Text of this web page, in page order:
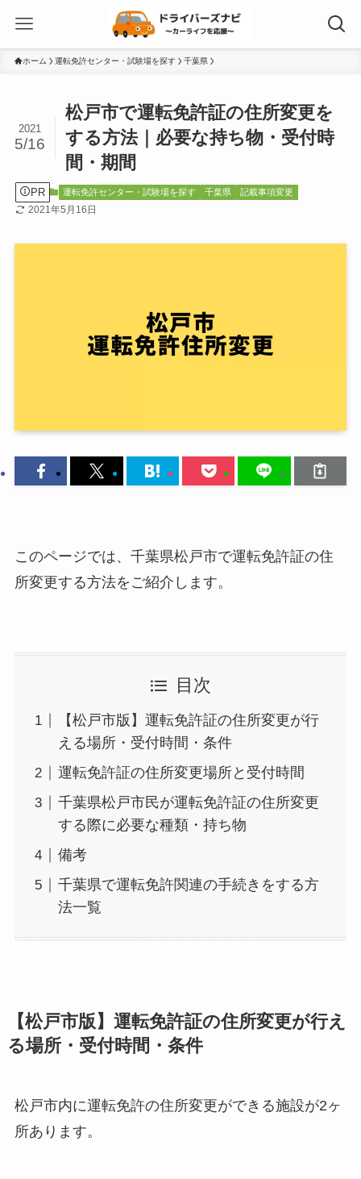
ホーム 運転免許センター・試験場を探す 千葉県
松戸市で運転免許証の住所変更を
する方法｜必要な持ち物・受付時
間・期間
2021
5/16
PR 運転免許センター・試験場を探す 千葉県 記載事項変更
2021年5月16日
このページでは、千葉県松戸市で運転免許証の住
所変更する方法をご紹介します。
目次
【松戸市版】運転免許証の住所変更が行
える場所・受付時間・条件
運転免許証の住所変更場所と受付時間
千葉県松戸市民が運転免許証の住所変更
する際に必要な種類・持ち物
備考
千葉県で運転免許関連の手続きをする方
法一覧
【松戸市版】運転免許証の住所変更が行え
る場所・受付時間・条件
松戸市内に運転免許の住所変更ができる施設が2ヶ
所あります。